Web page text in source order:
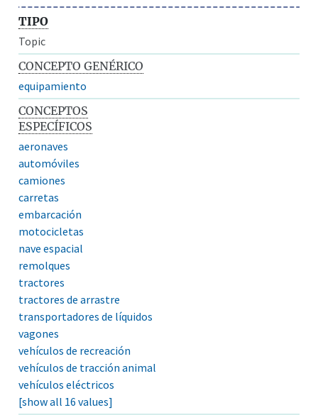
TIPO
Topic
CONCEPTO GENÉRICO
equipamiento
CONCEPTOS
ESPECÍFICOS
aeronaves
automóviles
camiones
carretas
embarcación
motocicletas
nave espacial
remolques
tractores
tractores de arrastre
transportadores de líquidos
vagones
vehículos de recreación
vehículos de tracción animal
vehículos eléctricos
[show all 16 values]